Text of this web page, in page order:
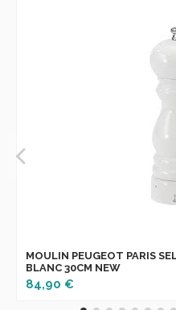
MOULIN PEUGEOT PARIS
BLANC 30CM NEW
84,90 €